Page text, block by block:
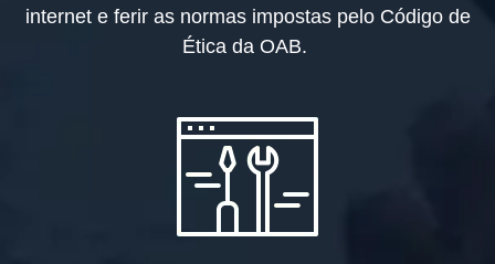
internet e ferir as normas impostas pelo Código de
Ética da OAB.